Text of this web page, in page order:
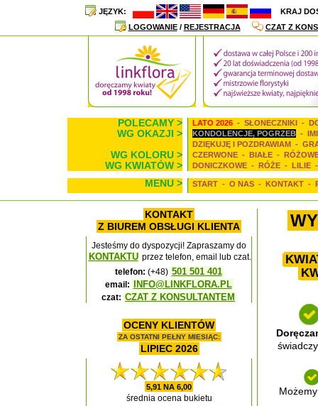
JĘZYK:
KRAJ
LOGOWANIE/ REJESTRACJA CZAT Z
POLECAMY >
WG OKAZJI >
WG KOLORU >
WG KWIATÓW >
LATO 2026 - SŁONECZNIKI -
KONDOLENCJE, POGRZEB -
DZIĘKUJĘ I POZDRAWIAM -
CZERWONE - BIAŁE -
DONICZKOWE - RÓŻE - LILIE
MENU > START - O NAS - KONTAKT -
KONTAKT
Z BIUREM OBSŁUGI KLIENTA
Jesteśmy do dyspozycji! Zapraszamy do
KONTAKTU przez telefon, email lub czat.
telefon: (+48) 501 501 401
email: INFO@LINKFLORA.PL
czat: CZAT Z KONSULTANTEM
OCENY KLIENTÓW
ZA OSTATNI PEŁNY MIESIĄC:
LIPIEC 2026
5,91 NA 6,00
średnia ocena bukietu